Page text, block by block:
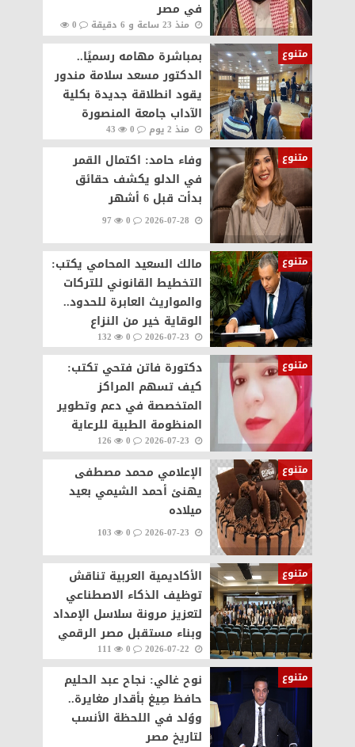
في مصر
منذ 23 ساعة و 6 دقيقة
0
20
متنوع
بمباشرة مهامه رسميًا..
الدكتور مسعد سلامة مندور
يقود انطلاقة جديدة بكلية
الآداب جامعة المنصورة
منذ 2 يوم 0
43
متنوع
وفاء حامد: اكتمال القمر
في الدلو يكشف حقائق
بدأت قبل 6 أشهر
0
97
متنوع
مالك السعيد المحامي يكتب:
التخطيط القانوني للتركات
والمواريث العابرة للحدود..
الوقاية خير من النزاع
0
132
متنوع
دكتورة فاتن فتحي تكتب:
كيف تسهم المراكز
المتخصصة في دعم وتطوير
المنظومة الطبية للرعاية
المنزلية.. هاي كير نموذجا
0
126
متنوع
الإعلامي محمد مصطفى
يهنئ أحمد الشيمي بعيد
ميلاده
0
103
متنوع
الأكاديمية العربية تناقش
توظيف الذكاء الاصطناعي
لتعزيز مرونة سلاسل الإمداد
وبناء مستقبل مصر الرقمي ‏
0
111
متنوع
نوح غالي: نجاح عبد الحليم
حافظ صِيغ بأقدار مغايرة..
ووُلد في اللحظة الأنسب
لتاريخ مصر